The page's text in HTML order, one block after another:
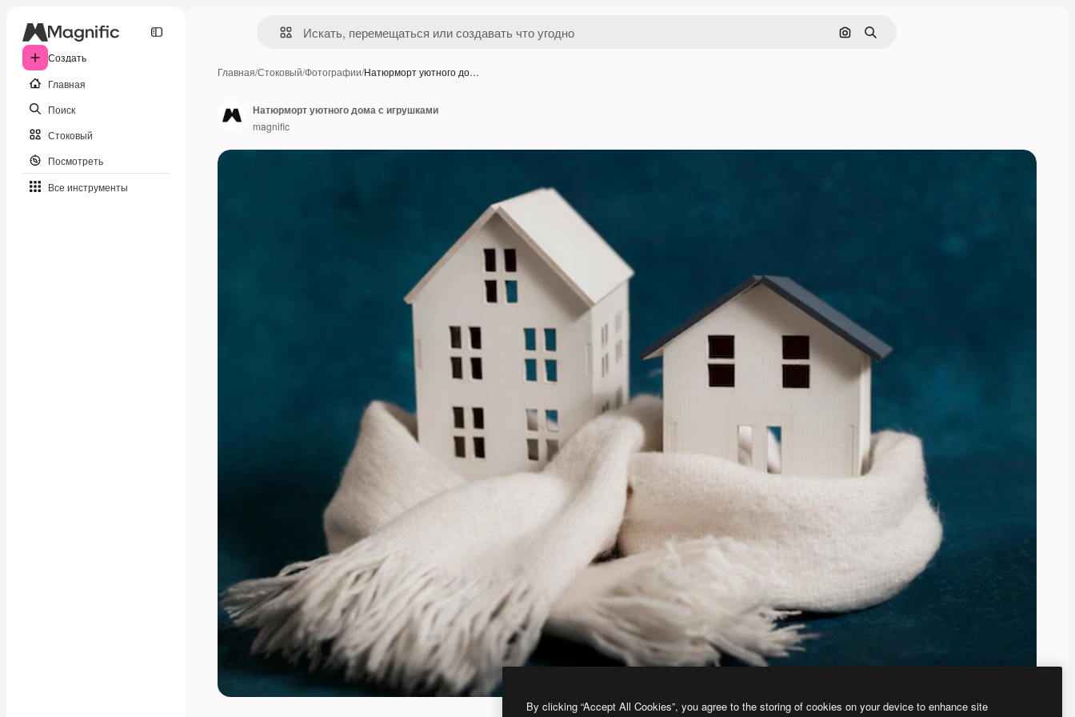
Создать
Главная
Поиск
Стоковый
Посмотреть
Все инструменты
Поиск по изображению
Поиск
Главная/Стоковый/Фотографии/Натюрморт уютного до…
Натюрморт уютного дома с игрушками
magnific
By clicking “Accept All Cookies”, you agree to the storing of cookies on your device to enhance site